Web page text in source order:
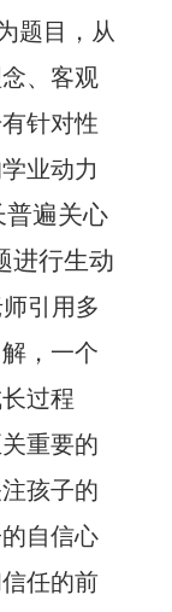
题目，从
、客观
针对性
业动力
普遍关心
进行生动
引用多
，一个
过程
重要的
孩子的
自信心
任的前